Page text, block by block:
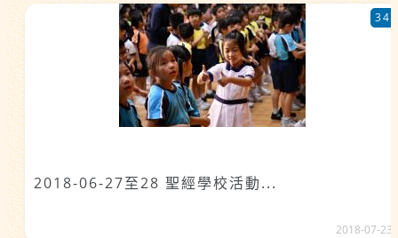
2018-06-27至28 聖經學校活動...
34
2018-07-23